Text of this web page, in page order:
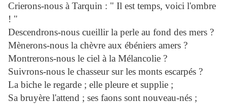
Crierons-nous à Tarquin : " Il est temps, voici l'ombre
! "
Descendrons-nous cueillir la perle au fond des mers ?
Mènerons-nous la chèvre aux ébéniers amers ?
Montrerons-nous le ciel à la Mélancolie ?
Suivrons-nous le chasseur sur les monts escarpés ?
La biche le regarde ; elle pleure et supplie ;
Sa bruyère l'attend ; ses faons sont nouveau-nés ;